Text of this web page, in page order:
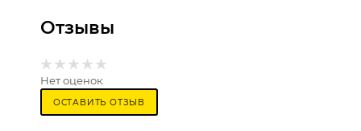
Отзывы
Нет оценок
ОСТАВИТЬ ОТЗЫВ